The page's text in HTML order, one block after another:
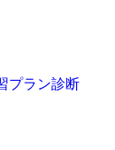
プラン診断